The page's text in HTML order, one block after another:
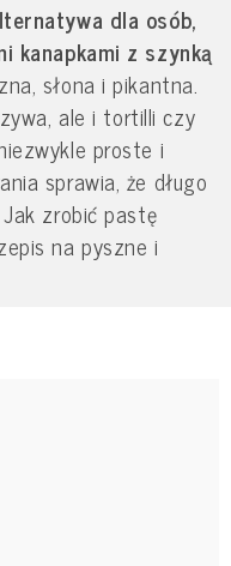
dla osób,
kanapkami z szynką
słona i pikantna.
ale i tortilli czy
proste i
sprawia, że długo
zrobić pastę
na pyszne i